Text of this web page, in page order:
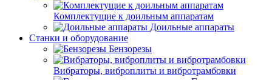
Комплектущие к доильным аппаратам
Доильные аппараты
Станки и оборудование
Бензорезы
Вибраторы, виброплиты и вибротрамбовки